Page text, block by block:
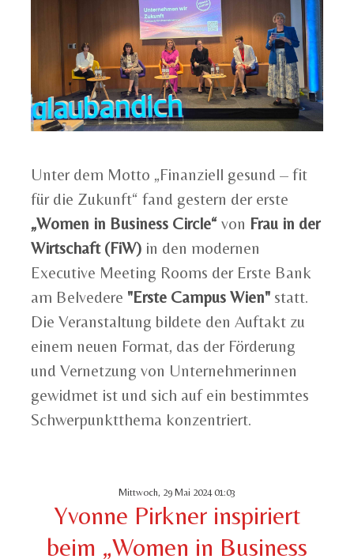
Unter dem Motto „Finanziell gesund – fit
für die Zukunft“ fand gestern der erste
„Women in Business Circle“ von Frau in der
Wirtschaft (FiW) in den modernen
Executive Meeting Rooms der Erste Bank
am Belvedere "Erste Campus Wien" statt.
Die Veranstaltung bildete den Auftakt zu
einem neuen Format, das der Förderung
und Vernetzung von Unternehmerinnen
gewidmet ist und sich auf ein bestimmtes
Schwerpunktthema konzentriert.
Mittwoch, 29 Mai 2024 01:03
Yvonne Pirkner inspiriert
beim „Women in Business